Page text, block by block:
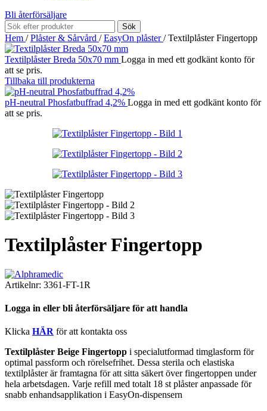
Bli återförsäljare
Sök
Hem / Plåster & Sårvård / EasyOn plåster/ Textilplåster Fingertopp
Textilplåster Breda 50x70 mm Logga in med ett godkänt konto för
att se pris.
Tillbaka till produkterna
pH-neutral Phosfatbuffrad 4,2% Logga in med ett godkänt konto för
att se pris.
Textilplåster Fingertopp
Artikelnr: 3361-FT-1R
Logga in eller bli återförsäljare för att handla
Klicka HÄR för att kontakta oss
Textilplåster Beige Fingertopp i specialutformad timglasform för
optimal passform och rörelsefrihet. Dessa sterila och elastiska
textilplåster är framtagna för att sitta säkert över fingertoppen under
hela arbetsdagen. Varje refill med totalt 18 st plåster anpassade för
snabb enhandsapplikation i EasyOn-dispensern